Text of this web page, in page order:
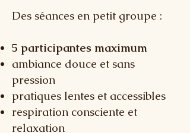
Des séances en petit groupe :
5 participantes maximum
ambiance douce et sans
pression​​
pratiques lentes et accessibles
respiration consciente et
relaxation